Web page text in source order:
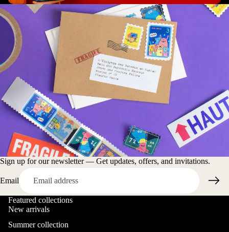
Sign up for our newsletter — Get updates, offers, and invitations.
Email
Featured collections
New arrivals
Summer collection